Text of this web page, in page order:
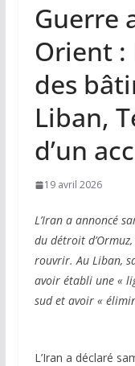
Guerre
Orient
des
Liban,
d’un
19 avril 2026
L’Iran a annoncé
du détroit
rouvrir. Au Liban,
avoir établi une «
sud et avoir «
L’Iran a déclaré